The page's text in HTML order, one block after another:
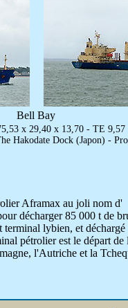
Bell Bay
x 29,40 x 13,70 - TE
Hakodate Dock (Japon) -
Aframax au joli nom d'
décharger 85 000 t de
lybien, et
pétrolier est le départ
l'Autriche et la